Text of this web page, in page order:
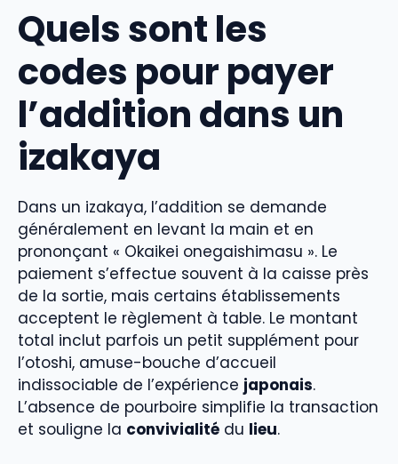
Quels sont les
codes pour payer
l’addition dans un
izakaya
Dans un izakaya, l’addition se demande
généralement en levant la main et en
prononçant « Okaikei onegaishimasu ». Le
paiement s’effectue souvent à la caisse près
de la sortie, mais certains établissements
acceptent le règlement à table. Le montant
total inclut parfois un petit supplément pour
l’otoshi, amuse-bouche d’accueil
indissociable de l’expérience japonais.
L’absence de pourboire simplifie la transaction
et souligne la convivialité du lieu.